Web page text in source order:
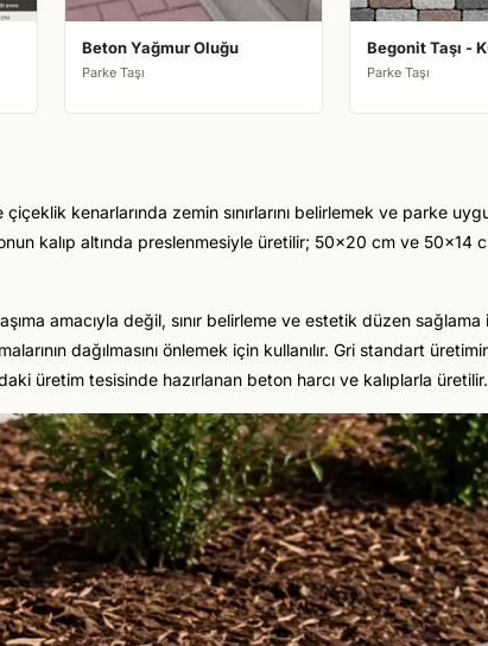
Beton Yağmur Oluğu
Parke Taşı
Begonit Taşı -
Parke Taşı
kenarlarında zemin sınırlarını belirlemek ve parke
kalıp altında preslenmesiyle üretilir; 50x20 cm ve
amacıyla değil, sınır belirleme ve estetik düzen sağlama
dağılmasını önlemek için kullanılır. Gri standart
üretim tesisinde hazırlanan beton harcı ve kalıplarla üretilir.